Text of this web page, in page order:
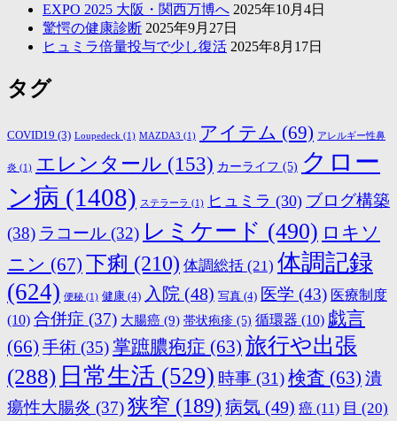
EXPO 2025 大阪・関西万博へ 2025年10月4日
驚愕の健康診断 2025年9月27日
ヒュミラ倍量投与で少し復活 2025年8月17日
タグ
COVID19 (3) Loupedeck (1) MAZDA3 (1) アイテム (69) アレルギー性鼻
炎 (1) エレンタール (153) カーライフ (5) クロー
ン病 (1408) ステラーラ (1) ヒュミラ (30) ブログ構築
(38) ラコール (32) レミケード (490) ロキソ
ニン (67) 下痢 (210) 体調総括 (21) 体調記録
(624) 便秘 (1) 健康 (4) 入院 (48) 写真 (4) 医学 (43) 医療制度
(10) 合併症 (37) 大腸癌 (9) 帯状疱疹 (5) 循環器 (10) 戯言
(66) 手術 (35)掌蹠膿疱症 (63) 旅行や出張
(288) 日常生活 (529) 時事 (31)検査 (63) 潰
瘍性大腸炎 (37)狭窄 (189) 病気 (49) 癌 (11) 目 (20)